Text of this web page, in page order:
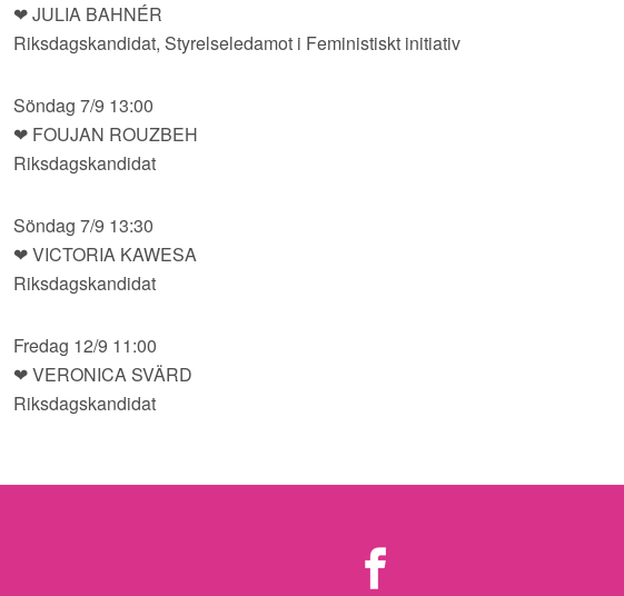
❤ JULIA BAHNÉR
Riksdagskandidat, Styrelseledamot i Feministiskt initiativ
Söndag 7/9 13:00
❤ FOUJAN ROUZBEH
Riksdagskandidat
Söndag 7/9 13:30
❤ VICTORIA KAWESA
Riksdagskandidat
Fredag 12/9 11:00
❤ VERONICA SVÄRD
Riksdagskandidat